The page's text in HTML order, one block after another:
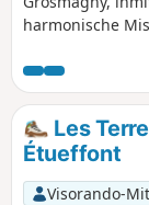
harmonische
Tour ist perfekt
zu den
sich von der
verzaubern, die
Startpunkt liegt
Kilometer
Les
Étueffont
Visorando-